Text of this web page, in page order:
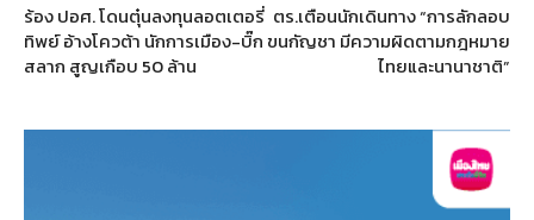
ร้อง ปอศ. โดนตุ๋นลงทุนลอตเตอรี่
ทิพย์ อ้างโควต้า นักการเมือง-บิ๊ก
สลาก สูญเกือบ 50 ล้าน
ตร.เตือนนักเดินทาง “การลักลอบ
ขนกัญชา มีความผิดตามกฎหมาย
ไทยและนานาชาติ”